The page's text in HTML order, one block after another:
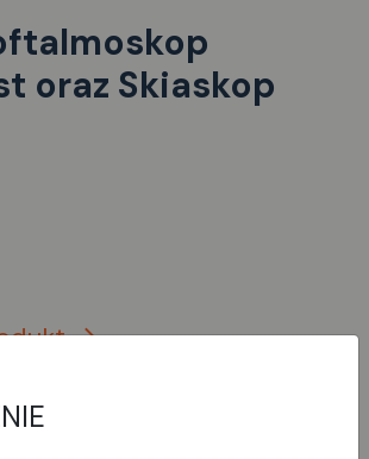
oraz Skiaskop